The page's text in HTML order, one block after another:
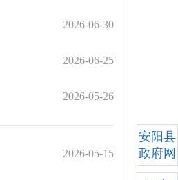
2026-06-30
2026-06-25
2026-05-26
2026-05-15
安阳县
政府网